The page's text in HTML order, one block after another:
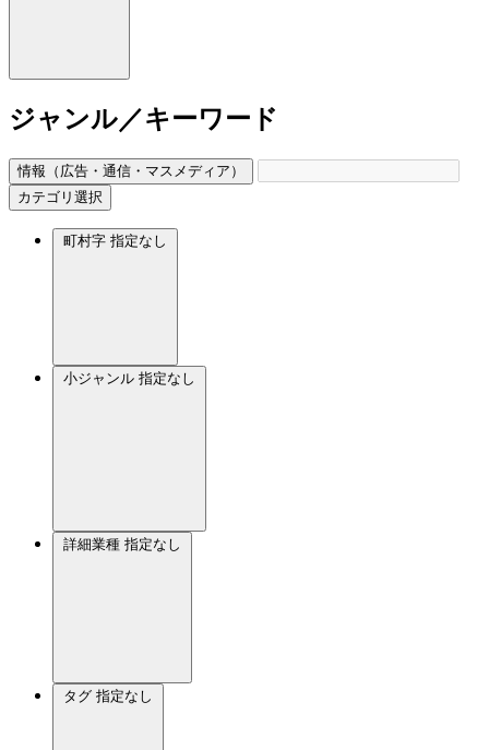
ジャンル／キーワード
情報（広告・通信・マスメディア）
カテゴリ選択
町村字 指定なし
小ジャンル 指定なし
詳細業種 指定なし
タグ 指定なし